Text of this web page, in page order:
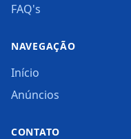
FAQ's
NAVEGAÇÃO
Início
Anúncios
CONTATO